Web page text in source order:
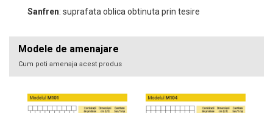
Sanfren: suprafata oblica obtinuta prin tesire
Modele de amenajare
Cum poti amenaja acest produs